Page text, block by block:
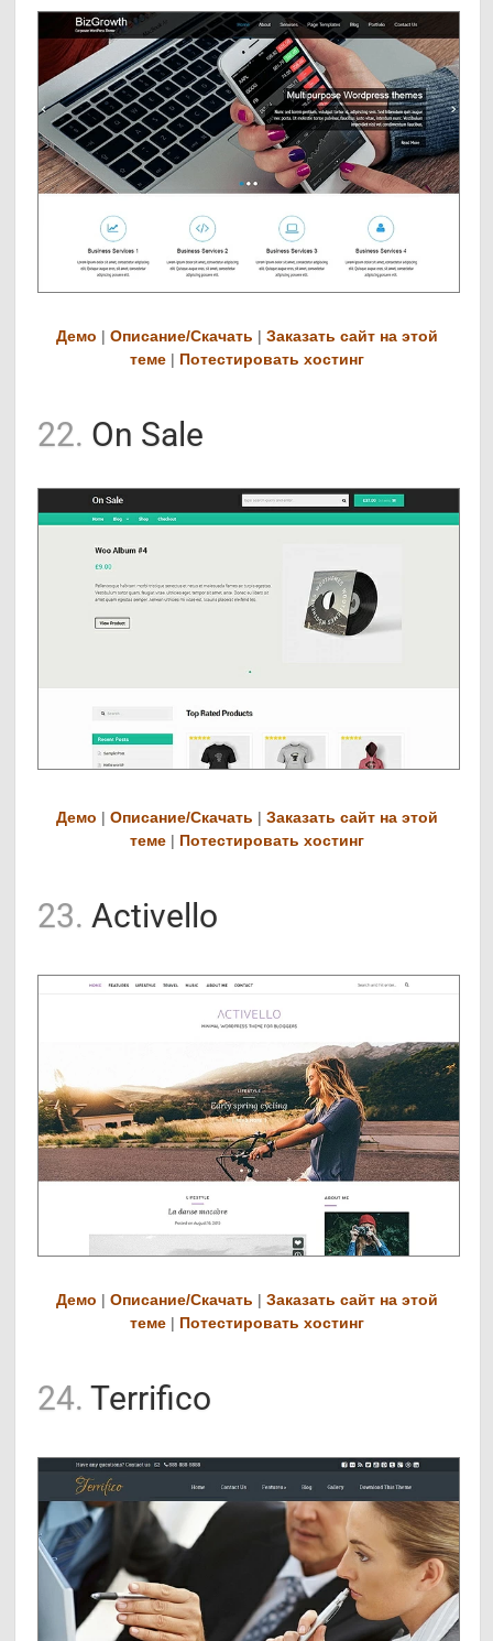
Демо |Описание/Скачать |Заказать сайт на этой
теме | Потестировать хостинг
22. On Sale
Демо |Описание/Скачать |Заказать сайт на этой
теме | Потестировать хостинг
23. Activello
Демо |Описание/Скачать |Заказать сайт на этой
теме | Потестировать хостинг
24. Terrifico